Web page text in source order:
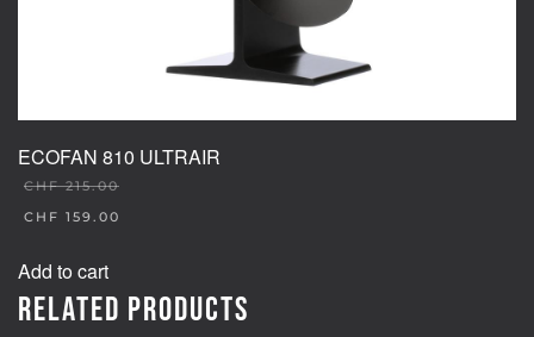
ECOFAN 810 ULTRAIR
CHF215.00
ORIGINAL
CHF 215.00.
CHF 159.00
IS:
CHF 159.00.
Add to cart
Related products